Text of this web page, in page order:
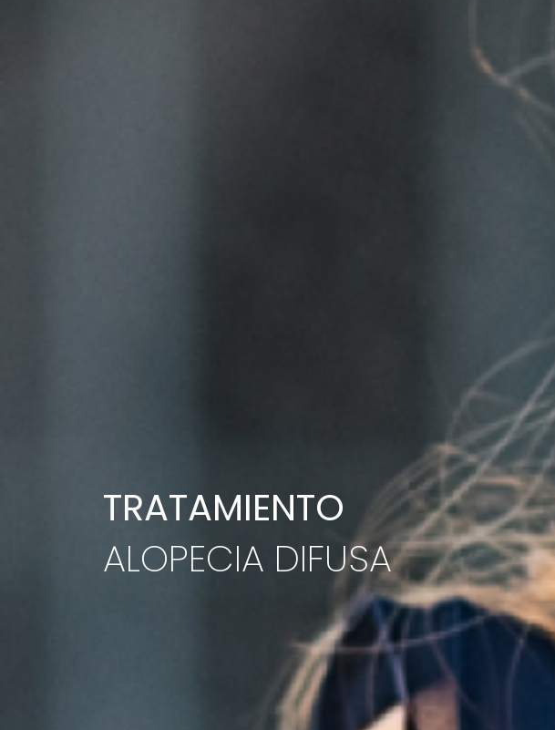
TRATAMIENTO
ALOPECIA DIFUSA